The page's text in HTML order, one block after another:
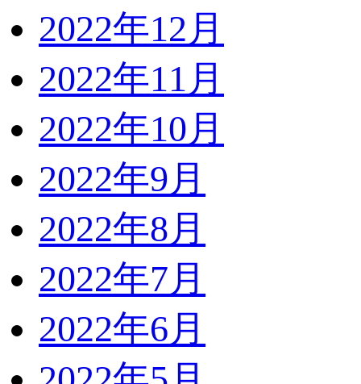
2022年12月
2022年11月
2022年10月
2022年9月
2022年8月
2022年7月
2022年6月